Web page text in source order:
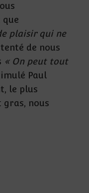
que
plaisir qui ne
de nous
« On peut tout
Paul
le plus
nous